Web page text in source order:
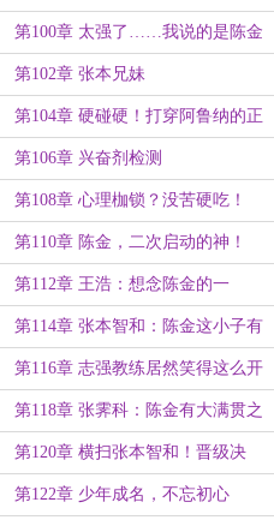
第100章 太强了……我说的是陈金
第102章 张本兄妹
第104章 硬碰硬！打穿阿鲁纳的正
手！
第106章 兴奋剂检测
第108章 心理枷锁？没苦硬吃！
第110章 陈金，二次启动的神！
第112章 王浩：想念陈金的一
天……
第114章 张本智和：陈金这小子有
双生武魂？！
第116章 志强教练居然笑得这么开
心？梁靖琨：我酸了！
第118章 张霁科：陈金有大满贯之
姿！
第120章 横扫张本智和！晋级决
赛！
第122章 少年成名，不忘初心